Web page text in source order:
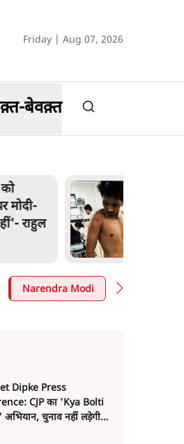
Friday | Aug 07, 2026
बेवक़्त
मोदी-
राहुल
Narendra Modi
Dipke Press
CJP का 'Kya Bolti
चुनाव नहीं लड़ेगी